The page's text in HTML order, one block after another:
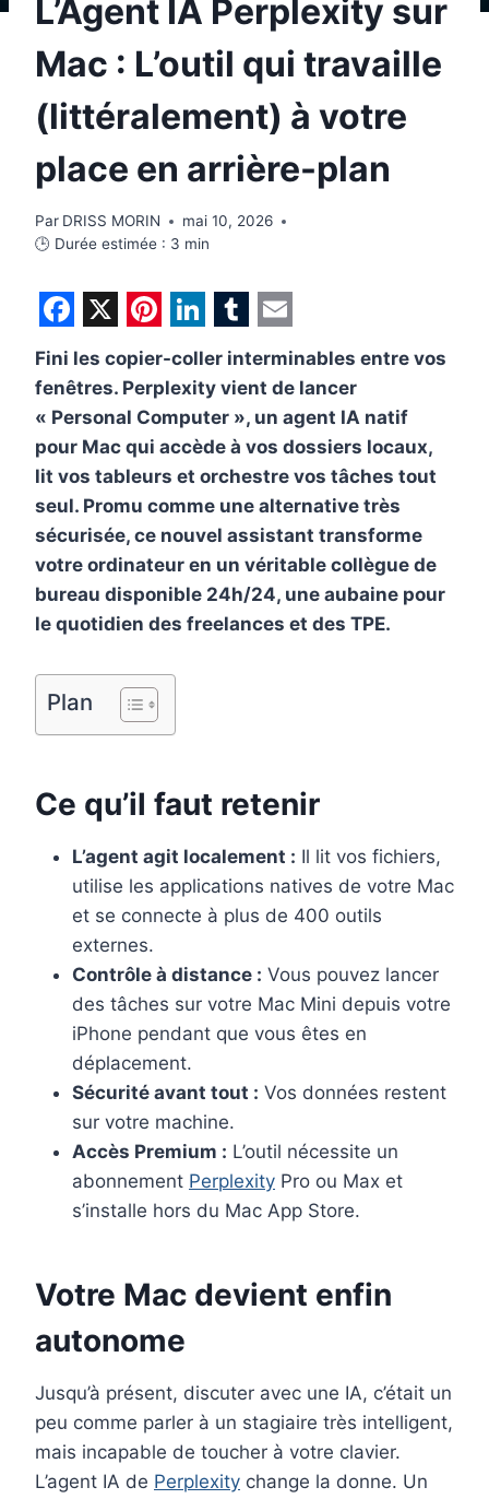
L’Agent IA Perplexity sur
Mac : L’outil qui travaille
(littéralement) à votre
place en arrière-plan
Par DRISS MORIN
mai 10, 2026
🕒 Durée estimée : 3 min
F
a
c
e
b
o
o
k
X
P
i
n
t
e
r
e
s
t
L
i
n
k
e
d
I
n
T
u
m
b
l
r
E
m
a
i
l
Fini les copier-coller interminables entre vos
fenêtres. Perplexity vient de lancer
« Personal Computer », un agent IA natif
pour Mac qui accède à vos dossiers locaux,
lit vos tableurs et orchestre vos tâches tout
seul. Promu comme une alternative très
sécurisée, ce nouvel assistant transforme
votre ordinateur en un véritable collègue de
bureau disponible 24h/24, une aubaine pour
le quotidien des freelances et des TPE.
Plan
Ce qu’il faut retenir
L’agent agit localement : Il lit vos fichiers,
utilise les applications natives de votre Mac
et se connecte à plus de 400 outils
externes.
Contrôle à distance : Vous pouvez lancer
des tâches sur votre Mac Mini depuis votre
iPhone pendant que vous êtes en
déplacement.
Sécurité avant tout : Vos données restent
sur votre machine.
Accès Premium : L’outil nécessite un
abonnement Perplexity Pro ou Max et
s’installe hors du Mac App Store.
Votre Mac devient enfin
autonome
Jusqu’à présent, discuter avec une IA, c’était un
peu comme parler à un stagiaire très intelligent,
mais incapable de toucher à votre clavier.
L’agent IA de Perplexity change la donne. Un